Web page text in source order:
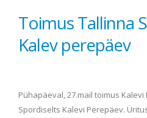
Toimus Tallinna
Kalev perepäev
Pühapäeval, 27.mail toimus
Spordiselts Kalevi Perepäev.